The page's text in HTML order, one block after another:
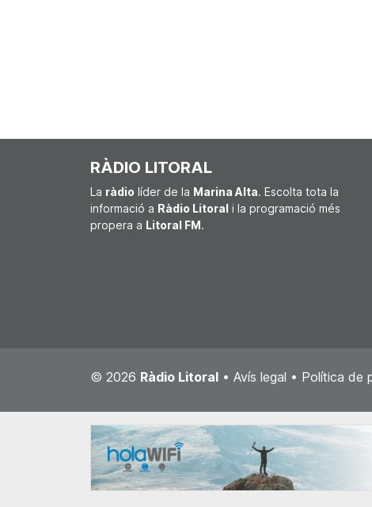
RÀDIO LITORAL
La ràdio líder de la Marina Alta. Escolta tota la
informació a Ràdio Litoral i la programació més
propera a Litoral FM.
© 2026 Ràdio Litoral • Avís legal • Política de